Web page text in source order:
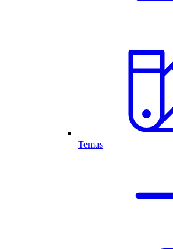
Temas